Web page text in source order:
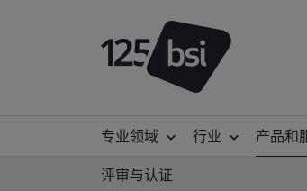
专业领域 行业 产品和
评审与认证